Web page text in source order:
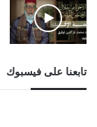
تابعنا على فيسبوك